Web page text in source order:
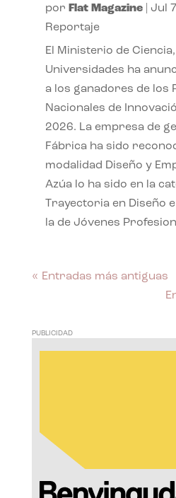
por Flat Magazine| Jul
Reportaje
El Ministerio de
Universidades ha
a los ganadores de los
Nacionales de
2026. La empresa de
Fábrica ha sido
modalidad Diseño y
Azúa lo ha sido en la
Trayectoria en Diseño
la de Jóvenes
« Entradas más antiguas
PUBLICIDAD